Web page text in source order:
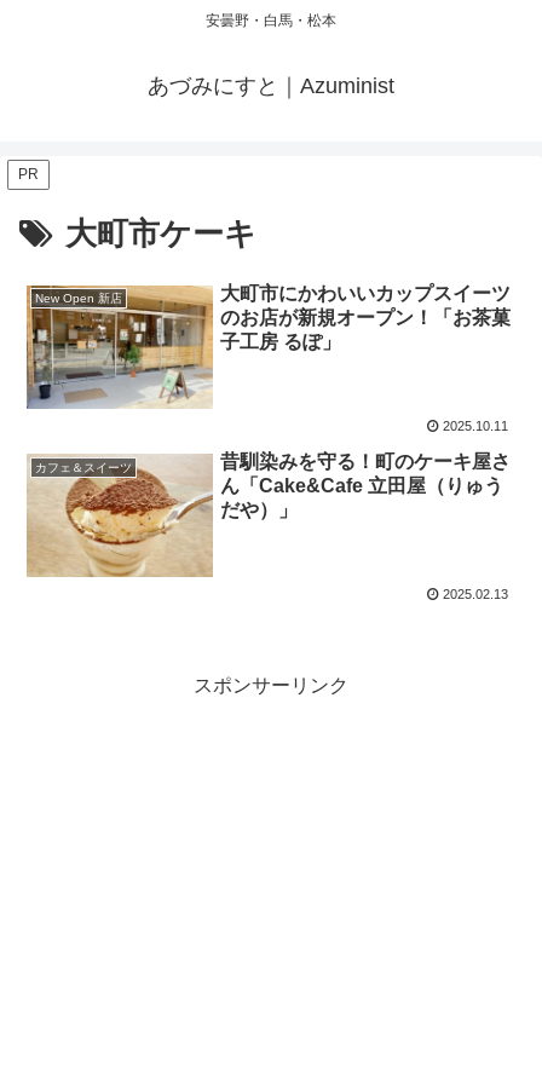
安曇野・白馬・松本
あづみにすと｜Azuminist
PR
大町市ケーキ
New Open 新店
大町市にかわいいカップスイーツ
のお店が新規オープン！「お茶菓
子工房 るぽ」
2025.10.11
カフェ＆スイーツ
昔馴染みを守る！町のケーキ屋さ
ん「Cake&Cafe 立田屋（りゅう
だや）」
2025.02.13
スポンサーリンク